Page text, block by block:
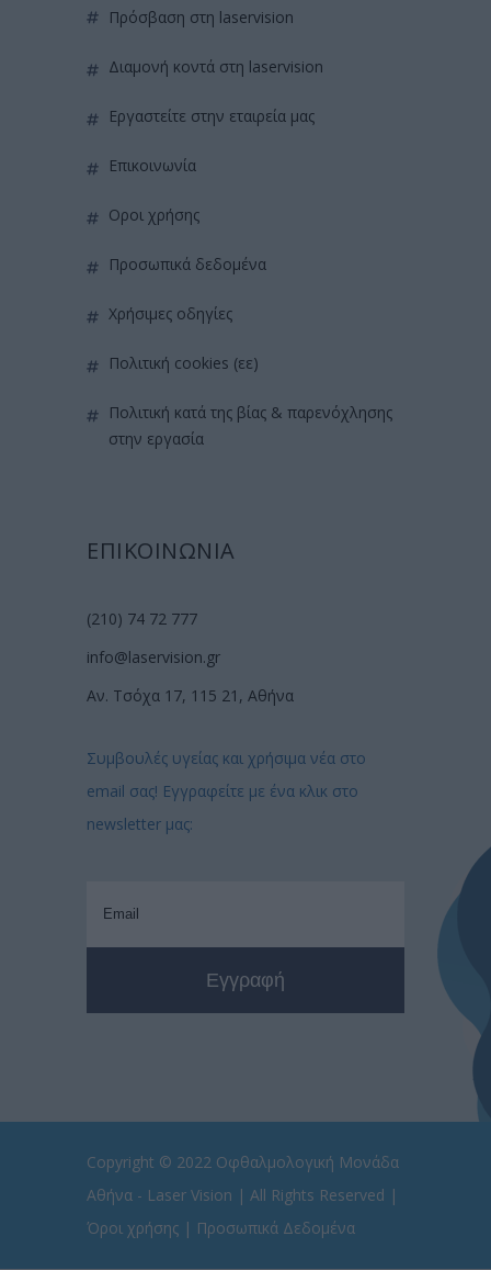
πρόσβαση στη laservision
διαμονή κοντά στη laservision
εργαστείτε στην εταιρεία μας
επικοινωνία
όροι χρήσης
προσωπικά δεδομένα
χρήσιμες οδηγίες
πολιτική cookies (εε)
πολιτική κατά της βίας & παρενόχλησης
στην εργασία
ΕΠΙΚΟΙΝΩΝΙΑ
(210) 74 72 777
info@laservision.gr
Αν. Τσόχα 17, 115 21, Αθήνα
Συμβουλές υγείας και χρήσιμα νέα στο
email σας! Εγγραφείτε με ένα κλικ στο
newsletter μας:
Copyright © 2022 Οφθαλμολογική Μονάδα
Αθήνα - Laser Vision | All Rights Reserved |
Όροι χρήσης | Προσωπικά Δεδομένα